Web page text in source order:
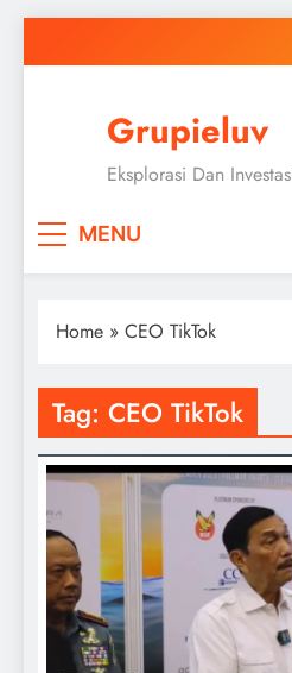
to
Grupieluv
Eksplorasi Dan
MENU
Home » CEO TikTok
Tag: CEO TikTok